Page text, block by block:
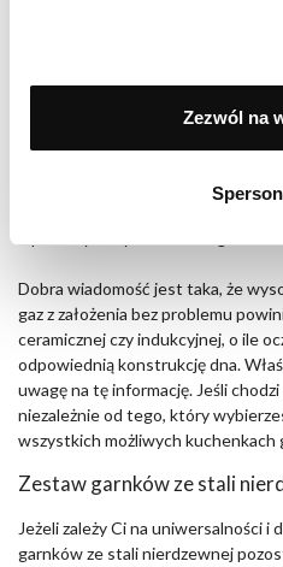
Zezwól na
musi mieć właściwości
Jak sprawdzić, czy dane naczynie
? To bardzo proste –
garnki wyposażone w
Dobra wiadomość jest taka, że
gaz z założenia bez problemu
ceramicznej czy indukcyjnej, o ile
odpowiednią konstrukcję dna.
uwagę na tę informację. Jeśli
niezależnie od tego, który
wszystkich możliwych kuchenkach
Zestaw garnków ze stali
Jeżeli zależy Ci na uniwersalności i
garnków ze stali nierdzewnej